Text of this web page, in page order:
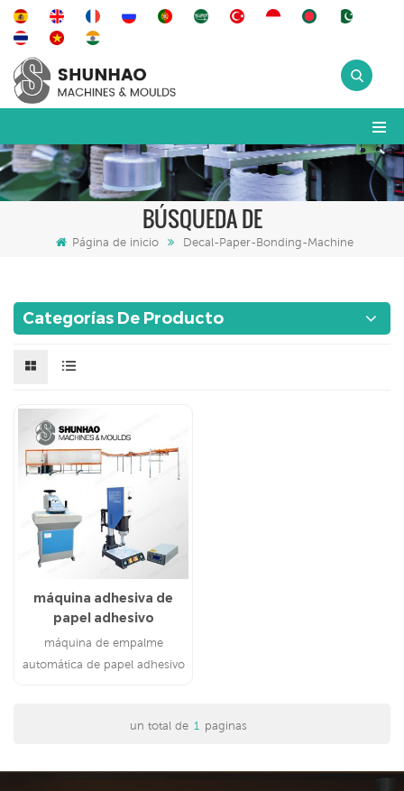
BÚSQUEDA DE
Página de inicio Decal-Paper-Bonding-Machine
Categorías De Producto
máquina adhesiva de
papel adhesivo
máquina de empalme
automática de papel adhesivo
un total de 1 paginas